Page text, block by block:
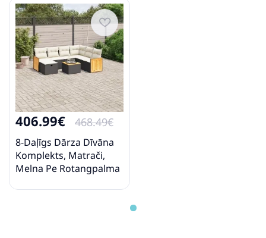
mazgājamiem pārvalkiem
406.99€ 468.49€
8-Daļīgs Dārza Dīvāna
Komplekts, Matrači,
Melna Pe Rotangpalma